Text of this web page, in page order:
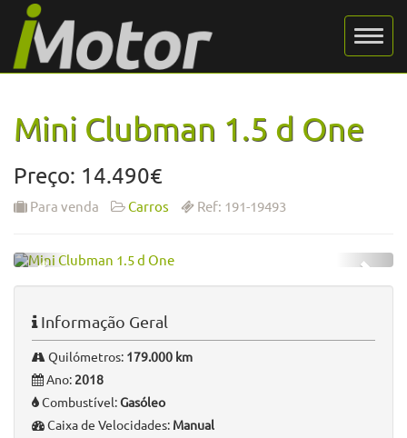
Mini Clubman 1.5 d One
Preço: 14.490€
Para venda Carros Ref: 191-19493
Informação Geral
Quilómetros: 179.000 km
Ano: 2018
Combustível:Gasóleo
Caixa de Velocidades: Manual